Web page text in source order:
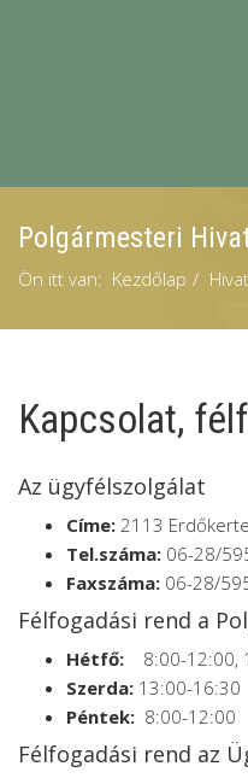
Polgármesteri
Ön itt van: Kezdőlap
Kapcsolat,
Az ügyfélszolgálat
Címe: 2113
Tel.száma: 06-28/
Faxszáma: 06-28/
Félfogadási rend a
Hétfő: 8:00-12:00,
Szerda: 13:00-16:30
Péntek: 8:00-12:00
Félfogadási rend az